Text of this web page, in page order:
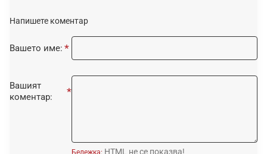
Напишете коментар
Вашето име:
Вашият
коментар:
Бележка: HTML не се показва!